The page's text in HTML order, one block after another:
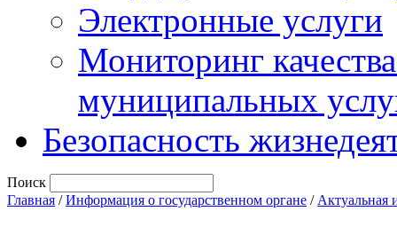
Электронные услуги
Мониторинг
муниципальных
Безопасность
Поиск
Главная /Информация о государственном органе / Актуальная